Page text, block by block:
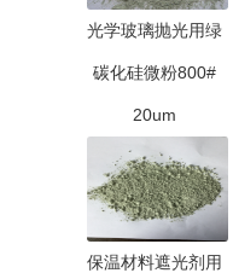
光学玻璃抛光用绿
碳化硅微粉800#
20um
保温材料遮光剂用